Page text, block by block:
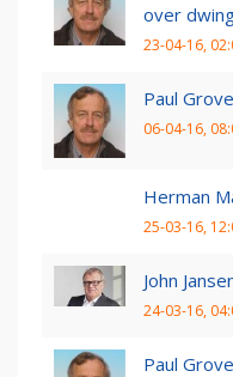
over
23-04-16,
Paul
06-04-16,
Herman
25-03-16,
John
24-03-16,
Paul